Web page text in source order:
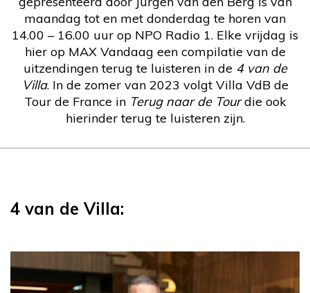
maandag tot en met donderdag te horen van
14.00 – 16.00 uur op NPO Radio 1. Elke vrijdag is
hier op MAX Vandaag een compilatie van de
uitzendingen terug te luisteren in de 4 van de
Villa. In de zomer van 2023 volgt Villa VdB de
Tour de France in Terug naar de Tourdie ook
hierinder terug te luisteren zijn.
4 van de Villa: